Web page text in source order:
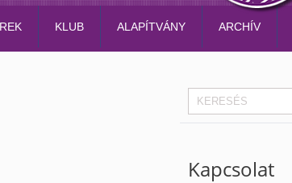
KLUB ALAPÍTVÁNY ARCHÍV
Kapcsolat